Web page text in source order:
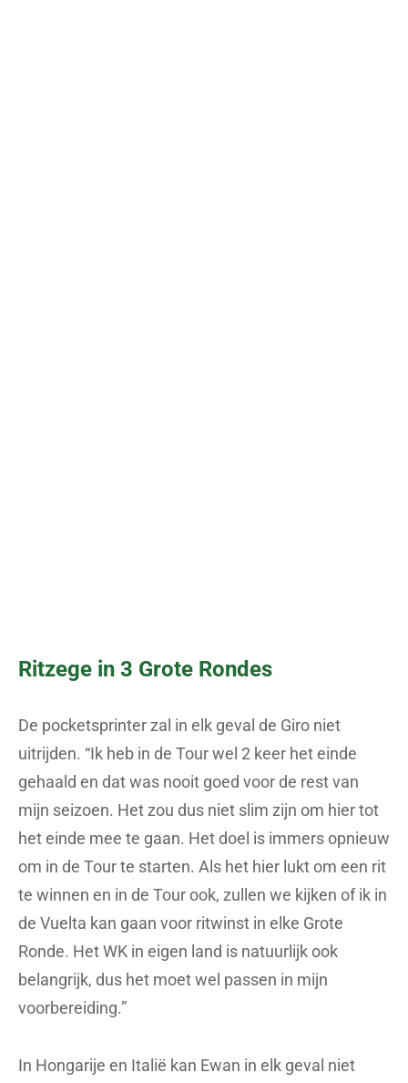
Ritzege in 3 Grote Rondes
De pocketsprinter zal in elk geval de Giro niet
uitrijden. “Ik heb in de Tour wel 2 keer het einde
gehaald en dat was nooit goed voor de rest van
mijn seizoen. Het zou dus niet slim zijn om hier tot
het einde mee te gaan. Het doel is immers opnieuw
om in de Tour te starten. Als het hier lukt om een rit
te winnen en in de Tour ook, zullen we kijken of ik in
de Vuelta kan gaan voor ritwinst in elke Grote
Ronde. Het WK in eigen land is natuurlijk ook
belangrijk, dus het moet wel passen in mijn
voorbereiding.”
In Hongarije en Italië kan Ewan in elk geval niet